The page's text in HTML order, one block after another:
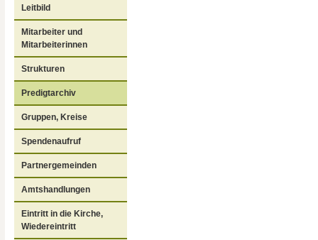
Leitbild
Mitarbeiter und
Mitarbeiterinnen
Strukturen
Predigtarchiv
Gruppen, Kreise
Spendenaufruf
Partnergemeinden
Amtshandlungen
Eintritt in die Kirche,
Wiedereintritt